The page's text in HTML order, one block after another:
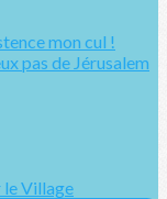
mon cul !
pas de Jérusalem
Village